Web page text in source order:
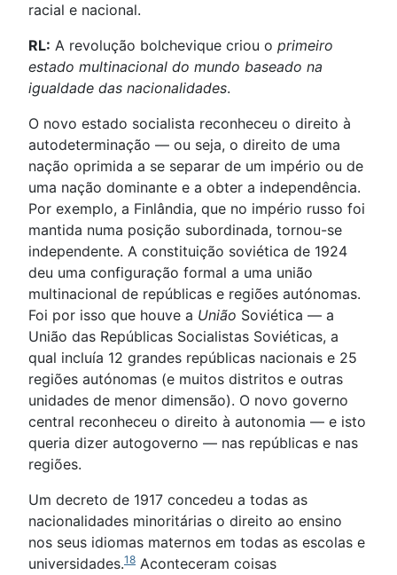
racial e nacional.
RL: A revolução bolchevique criou o primeiro
estado multinacional do mundo baseado na
igualdade das nacionalidades.
O novo estado socialista reconheceu o direito à
autodeterminação — ou seja, o direito de uma
nação oprimida a se separar de um império ou de
uma nação dominante e a obter a independência.
Por exemplo, a Finlândia, que no império russo foi
mantida numa posição subordinada, tornou-se
independente. A constituição soviética de 1924
deu uma configuração formal a uma união
multinacional de repúblicas e regiões autónomas.
Foi por isso que houve a União Soviética — a
União das Repúblicas Socialistas Soviéticas, a
qual incluía 12 grandes repúblicas nacionais e 25
regiões autónomas (e muitos distritos e outras
unidades de menor dimensão). O novo governo
central reconheceu o direito à autonomia — e isto
queria dizer autogoverno — nas repúblicas e nas
regiões.
Um decreto de 1917 concedeu a todas as
nacionalidades minoritárias o direito ao ensino
nos seus idiomas maternos em todas as escolas e
universidades.18 Aconteceram coisas